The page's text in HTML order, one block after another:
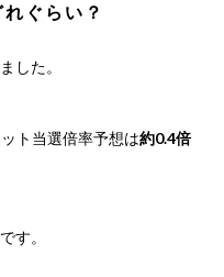
ぐらい？
した。
ト当選倍率予想は約0.4倍
す。